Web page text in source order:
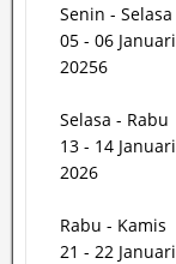
Senin - Selasa
05 - 06 Januari
20256
Selasa - Rabu
13 - 14 Januari
2026
Rabu - Kamis
21 - 22 Januari